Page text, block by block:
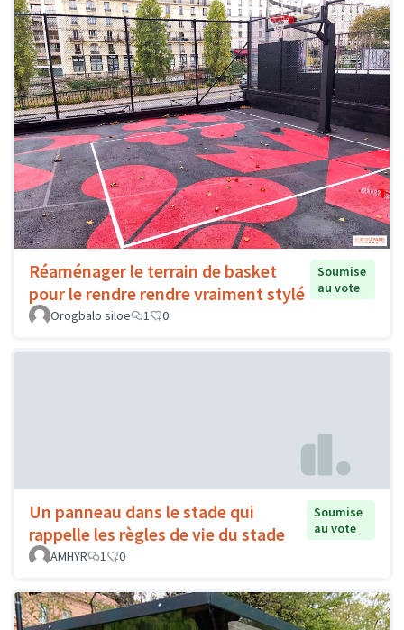
Réaménager le terrain de basket
pour le rendre rendre vraiment stylé
Soumise
au vote
Orogbalo siloe
1 0
Un panneau dans le stade qui
rappelle les règles de vie du stade
Soumise
au vote
AMHYR
1 0